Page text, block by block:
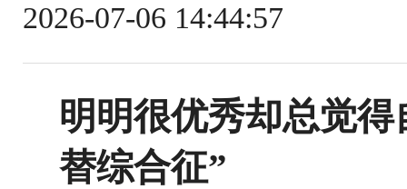
2026-07-06 14:44:57
明明很优秀却总觉
替综合征”